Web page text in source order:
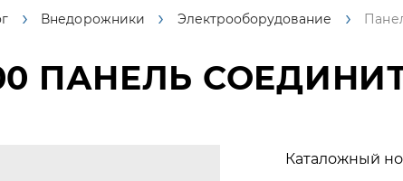
Внедорожники Электрооборудование
ПАНЕЛЬ
Каталожный